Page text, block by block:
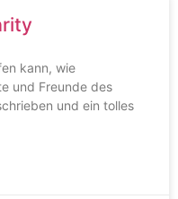
kann, wie
und Freunde des
und ein tolles